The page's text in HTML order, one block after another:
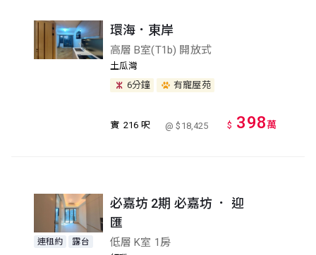
環海．東岸
高層 B室(T1b) 開放式
土瓜灣
6分鐘
有寵屋苑
實 216 呎 @ $18,425 $ 398萬
連租約 露台
必嘉坊 2期 必嘉坊 ． 迎
匯
低層 K室 1房